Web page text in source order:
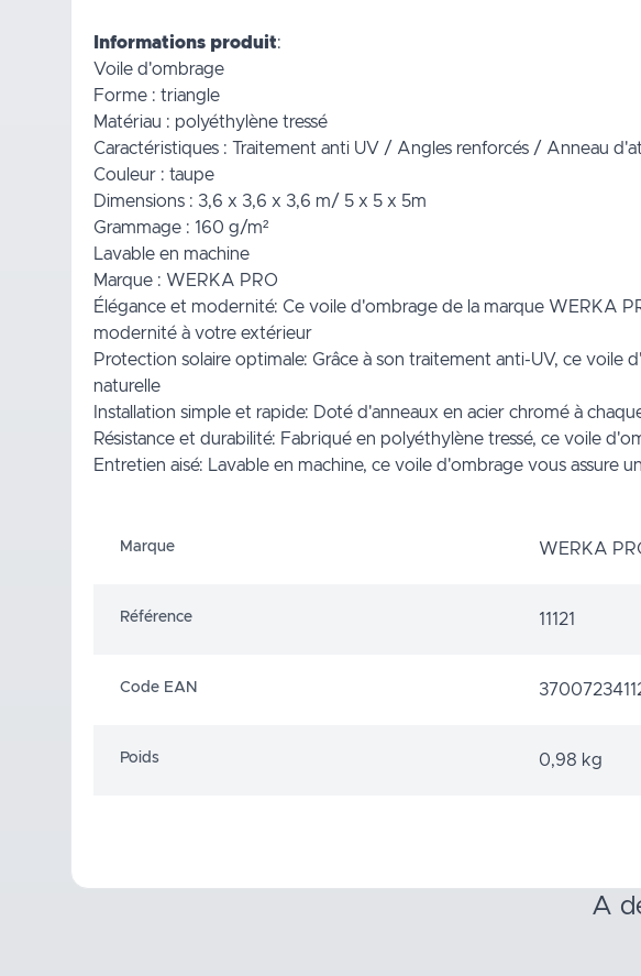
Informations produit:
Voile d'ombrage
Forme : triangle
Matériau : polyéthylène tressé
Caractéristiques : Traitement anti UV / Angles renforcés / Anneau
Couleur : taupe
Dimensions : 3,6 x 3,6 x 3,6 m/ 5 x 5 x 5m
Grammage : 160 g/m²
Lavable en machine
Marque : WERKA PRO
Élégance et modernité: Ce voile d'ombrage de la marque WERKA
modernité à votre extérieur
Protection solaire optimale: Grâce à son traitement anti-UV, ce
naturelle
Installation simple et rapide: Doté d'anneaux en acier chromé à
Résistance et durabilité: Fabriqué en polyéthylène tressé, ce voile
Entretien aisé: Lavable en machine, ce voile d'ombrage vous assure
Marque WERKA
Référence 11121
Code EAN
Poids 0,98 kg
a